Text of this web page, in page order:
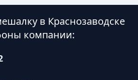
в Краснозаводске
компании: